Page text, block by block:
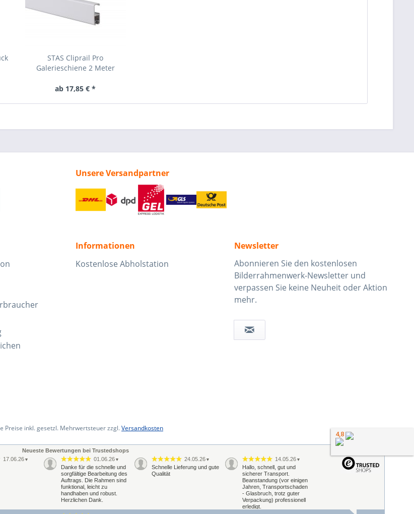
STAS Cliprail Pro
Galerieschiene 2 Meter
ab 17,85 € *
Unsere Versandpartner
Informationen
Kostenlose Abholstation
Newsletter
Abonnieren Sie den kostenlosen
Bilderrahmenwerk-Newsletter und
verpassen Sie keine Neuheit oder Aktion
mehr.
Preise inkl. gesetzl. Mehrwertsteuer zzgl.Versandkosten
4,8
Neueste Bewertungen bei Trustedshops
17.06.26 ▼ 01.06.26 ▼
Danke für die schnelle und
sorgfältige Bearbeitung des
Auftrags. Die Rahmen sind
funktional, leicht zu
handhaben und robust.
Herzlichen Dank.
24.05.26 ▼
Schnelle Lieferung und gute
Qualität
14.05.26 ▼
Hallo, schnell, gut und
sicherer Transport.
Beanstandung (vor einigen
Jahren, Transportschaden
- Glasbruch, trotz guter
Verpackung) professionell
erledigt.